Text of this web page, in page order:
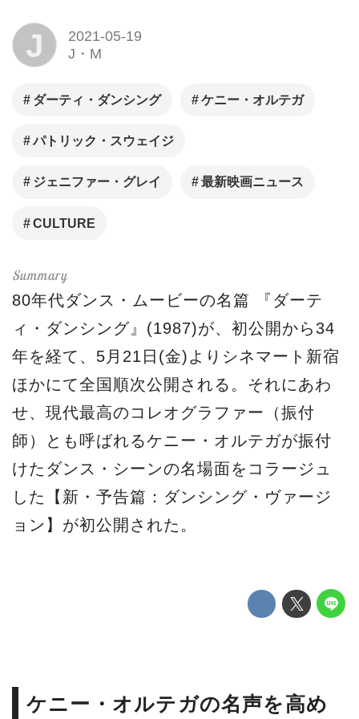
J
2021-05-19
J・M
ダーティ・ダンシング ケニー・オルテガ
パトリック・スウェイジ
ジェニファー・グレイ 最新映画ニュース
CULTURE
80年代ダンス・ムービーの名篇 『ダーテ
ィ・ダンシング』(1987)が、初公開から34
年を経て、5月21日(金)よりシネマート新宿
ほかにて全国順次公開される。それにあわ
せ、現代最高のコレオグラファー（振付
師）とも呼ばれるケニー・オルテガが振付
けたダンス・シーンの名場面をコラージュ
した【新・予告篇：ダンシング・ヴァージ
ョン】が初公開された。
ケニー・オルテガの名声を高め